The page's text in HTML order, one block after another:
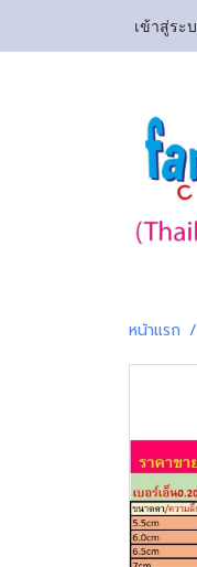
เข้าสู่ระ
หน้าแรก